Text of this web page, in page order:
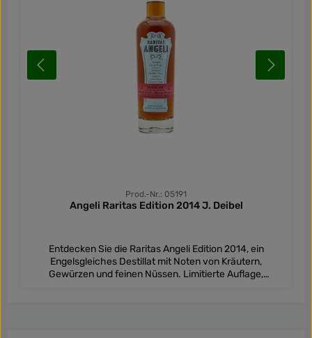
Prod.-Nr.: 05191
Angeli Raritas Edition 2014 J. Deibel
Entdecken Sie die Raritas Angeli Edition 2014, ein
Engelsgleiches Destillat mit Noten von Kräutern,
Gewürzen und feinen Nüssen. Limitierte Auflage,